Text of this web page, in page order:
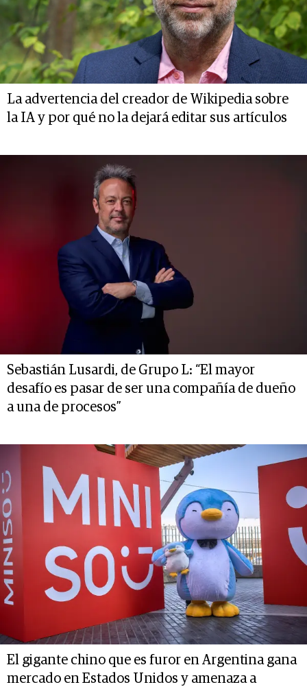
La advertencia del creador de Wikipedia sobre
la IA y por qué no la dejará editar sus artículos
Sebastián Lusardi, de Grupo L: “El mayor
desafío es pasar de ser una compañía de dueño
a una de procesos”
El gigante chino que es furor en Argentina gana
mercado en Estados Unidos y amenaza a